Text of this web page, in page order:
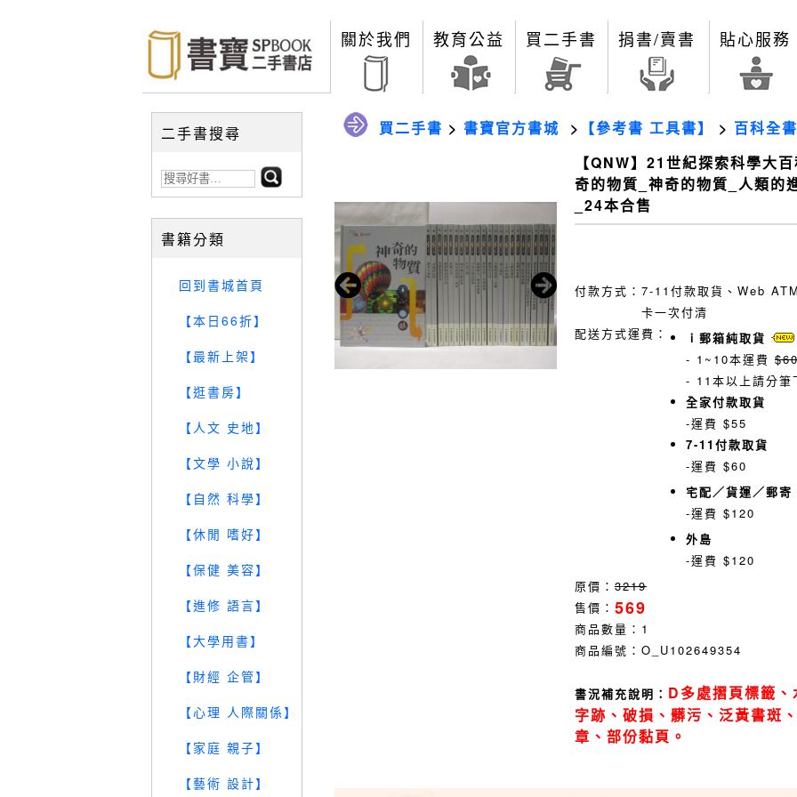
關於我們 教育公益 買二手書 捐書/賣書 貼心服務
二手書搜尋
書籍分類
回到書城首頁
【本日66折】
【最新上架】
【逛書房】
【人文 史地】
【文學 小說】
【自然 科學】
【休閒 嗜好】
【保健 美容】
【進修 語言】
【大學用書】
【財經 企管】
【心理 人際關係】
【家庭 親子】
【藝術 設計】
買二手書 > 書寶官方書城 > 【參考書 工具書】 > 百科全書
【QNW】21世紀探索科學大
奇的物質_神奇的物質_人類的
_24本合售
付款方式： 7-11付款取貨、Web
卡一次付清
配送方式運費：
ｉ郵箱純取貨
- 1~10本運費
- 11本以上請分筆
全家付款取貨
-運費 $55
7-11付款取貨
-運費 $60
宅配／貨運／郵寄
-運費 $120
外島
-運費 $120
原價： 3219
售價： 569
商品數量： 1
商品編號： O_U102649354
書況補充說明： D多處摺頁標籤、
字跡、破損、髒污、泛黃書斑
章、部份黏頁。